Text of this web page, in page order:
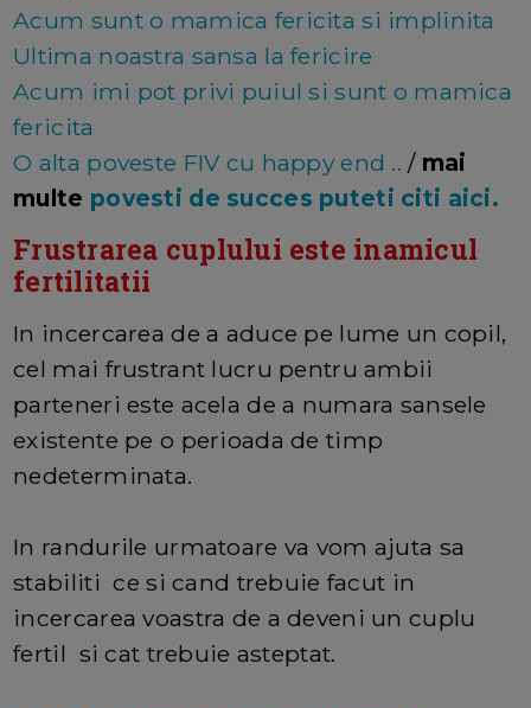
Acum sunt o mamica fericita si implinita
Ultima noastra sansa la fericire
Acum imi pot privi puiul si sunt o mamica
fericita
O alta poveste FIV cu happy end .. / mai
multe povesti de succes puteti citi aici.
Frustrarea cuplului este inamicul
fertilitatii
In incercarea de a aduce pe lume un copil,
cel mai frustrant lucru pentru ambii
parteneri este acela de a numara sansele
existente pe o perioada de timp
nedeterminata.
In randurile urmatoare va vom ajuta sa
stabiliti ce si cand trebuie facut in
incercarea voastra de a deveni un cuplu
fertil si cat trebuie asteptat.